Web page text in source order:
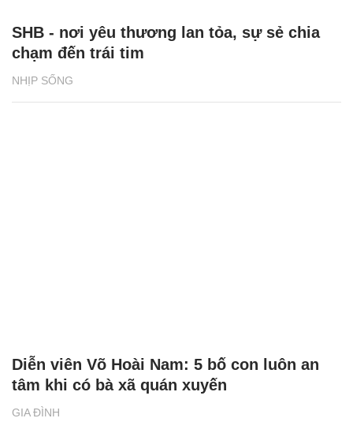
NHỊP SỐNG
SHB - nơi yêu thương lan tỏa, sự sẻ chia
chạm đến trái tim
GIA ĐÌNH
Diễn viên Võ Hoài Nam: 5 bố con luôn an
tâm khi có bà xã quán xuyến